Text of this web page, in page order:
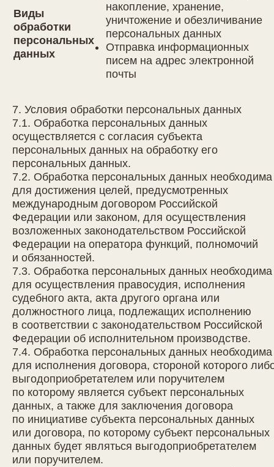
Виды
обработки
персональных
данных
накопление, хранение,
уничтожение и обезличивание
персональных данных
Отправка информационных
писем на адрес электронной
почты
7. Условия обработки персональных данных
7.1. Обработка персональных данных
осуществляется с согласия субъекта
персональных данных на обработку его
персональных данных.
7.2. Обработка персональных данных необходима
для достижения целей, предусмотренных
международным договором Российской
Федерации или законом, для осуществления
возложенных законодательством Российской
Федерации на оператора функций, полномочий
и обязанностей.
7.3. Обработка персональных данных необходима
для осуществления правосудия, исполнения
судебного акта, акта другого органа или
должностного лица, подлежащих исполнению
в соответствии с законодательством Российской
Федерации об исполнительном производстве.
7.4. Обработка персональных данных необходима
для исполнения договора, стороной которого
выгодоприобретателем или поручителем
по которому является субъект персональных
данных, а также для заключения договора
по инициативе субъекта персональных данных
или договора, по которому субъект персональных
данных будет являться выгодоприобретателем
или поручителем.